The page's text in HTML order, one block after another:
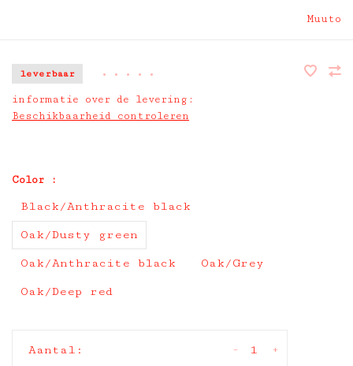
Muuto
leverbaar • • • • •
informatie over de levering:
Beschikbaarheid controleren
Color :
Black/Anthracite black
Oak/Dusty green
Oak/Anthracite black Oak/Grey
Oak/Deep red
Aantal: +
-